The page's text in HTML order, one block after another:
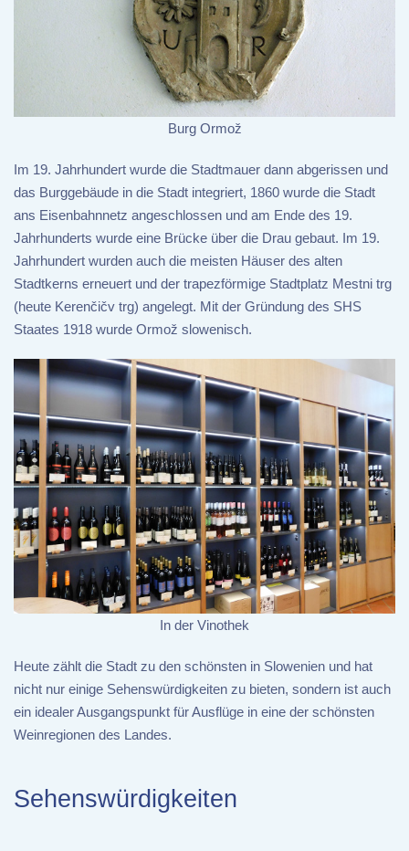
Burg Ormož
Im 19. Jahrhundert wurde die Stadtmauer dann abgerissen und
das Burggebäude in die Stadt integriert, 1860 wurde die Stadt
ans Eisenbahnnetz angeschlossen und am Ende des 19.
Jahrhunderts wurde eine Brücke über die Drau gebaut. Im 19.
Jahrhundert wurden auch die meisten Häuser des alten
Stadtkerns erneuert und der trapezförmige Stadtplatz Mestni trg
(heute Kerenčičv trg) angelegt. Mit der Gründung des SHS
Staates 1918 wurde Ormož slowenisch.
In der Vinothek
Heute zählt die Stadt zu den schönsten in Slowenien und hat
nicht nur einige Sehenswürdigkeiten zu bieten, sondern ist auch
ein idealer Ausgangspunkt für Ausflüge in eine der schönsten
Weinregionen des Landes.
Sehenswürdigkeiten